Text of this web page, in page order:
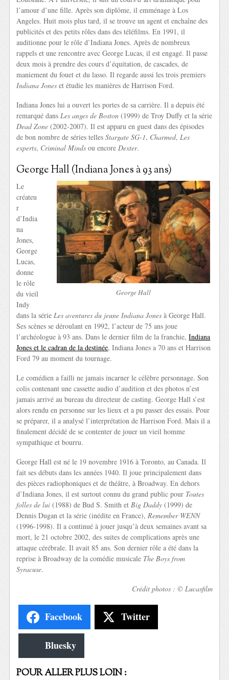
l’amour d’une fille. Après son diplôme, il emménage à Los
Angeles. Huit mois plus tard, il se trouve un agent et enchaîne des
publicités et des petits rôles dans des téléfilms. En 1991, il
auditionne pour le rôle d’Indiana Jones. Après de nombreux
rappels et une rencontre avec George Lucas, il est engagé. Il passe
deux mois à prendre des cours d’équitation, de cascades, de
maniement du fouet et du lasso. Il regarde aussi les trois premiers
Indiana Jones et étudie les manières de Harrison Ford.
Indiana Jones lui a ouvert les portes de sa carrière. Il a depuis été
remarqué dans Les anges de Boston (1999) de Troy Duffy et la série
Dead Zone (2002-2007). Il est apparu en guest dans des épisodes
de bon nombre de séries tellesStargate SG-1, Charmed, Les
experts, Criminal Minds ou encore Dexter.
George Hall (Indiana Jones à 93 ans)
George Hall
Le
créateu
r
d’India
na
Jones,
George
Lucas,
donne
le rôle
du vieil
Indy
dans la sérieLes aventures du jeune Indiana Jones à George Hall.
Ses scènes se déroulant en 1992, l’acteur de 75 ans joue
l’archéologue à 93 ans. Dans le dernier film de la franchie,Indiana
Jones et le cadran de la destinée, Indiana Jones a 70 ans et Harrison
Ford 79 au moment du tournage.
Le comédien a failli ne jamais incarner le célèbre personnage. Son
colis contenant une cassette audio d’audition et des photos n’est
jamais arrivé au bureau du directeur de casting. George Hall s’est
alors rendu en personne sur les lieux et a pu passer des essais. Pour
se préparer, il a analysé l’interprétation de Harrison Ford. Mais il a
finalement décidé de se contenter de jouer un vieil homme
sympathique et bourru.
George Hall est né le 19 novembre 1916 à Toronto, au Canada. Il
fait ses débuts dans les années 1940. Il joue principalement dans
des pièces radiophoniques et de théâtre, à Broadway. En dehors
d’Indiana Jones, il est surtout connu du grand public pour Toutes
folles de lui (1988) de Bud S. Smith etBig Daddy (1999) de
Dennis Dugan et la série (inédite en France),Remember WENN
(1996-1998). Il a continué à jouer jusqu’à deux semaines avant sa
mort, le 21 octobre 2002, des suites de complications après une
attaque cérébrale. Il avait 85 ans. Son dernier rôle a été dans la
reprise à Broadway de la comédie musicale The Boys from
Syracuse.
Crédit photos : © Lucasfilm
Facebook Twitter
Bluesky
POUR ALLER PLUS LOIN :